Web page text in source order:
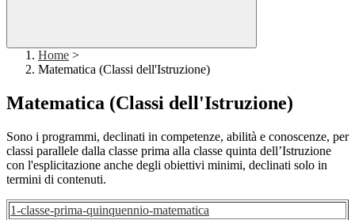
Home >
Matematica (Classi dell'Istruzione)
Matematica (Classi dell'Istruzione)
Sono i programmi, declinati in competenze, abilità e conoscenze, per
classi parallele dalla classe prima alla classe quinta dell’Istruzione
con l'esplicitazione anche degli obiettivi minimi, declinati solo in
termini di contenuti.
1-classe-prima-quinquennio-matematica